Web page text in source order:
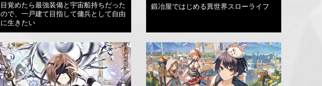
目覚めたら最強装備と宇宙船持ちだった
ので、一戸建て目指して傭兵として自由
に生きたい
鍛冶屋ではじめる異世界スローライフ